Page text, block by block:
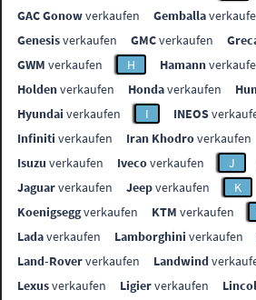
GAC Gonowverkaufen Gemballa
Genesisverkaufen GMCverkaufen
GWM verkaufen H Hamann
Holdenverkaufen Hondaverkaufen
Hyundai verkaufen I INEOS
Infiniti verkaufen Iran Khodroverkaufen
Isuzu verkaufen Ivecoverkaufen J
Jaguarverkaufen Jeepverkaufen K
Koenigseggverkaufen KTM verkaufen
Ladaverkaufen Lamborghini verkaufen
Land-Roververkaufen Landwind
Lexusverkaufen Ligierverkaufen